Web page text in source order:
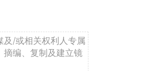
及/或相关权利人专属
摘编、复制及建立镜